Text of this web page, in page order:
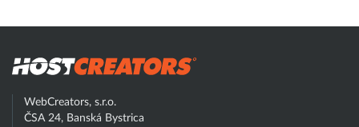
WebCreators, s.r.o.
ČSA 24, Banská Bystrica